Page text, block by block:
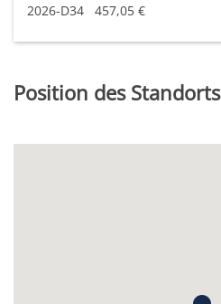
2026-D34 457,05 €
Position des Standorts